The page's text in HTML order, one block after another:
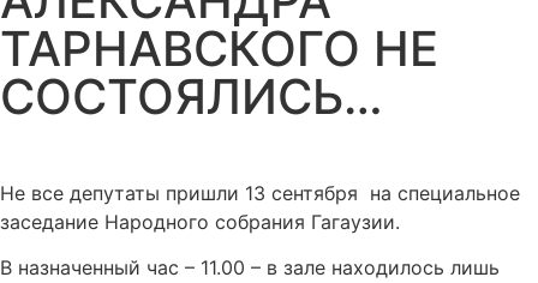
ТАРНАВСКОГО НЕ
СОСТОЯЛИСЬ…
Не все депутаты пришли 13 сентября на специальное
заседание Народного собрания Гагаузии.
В назначенный час – 11.00 – в зале находилось лишь